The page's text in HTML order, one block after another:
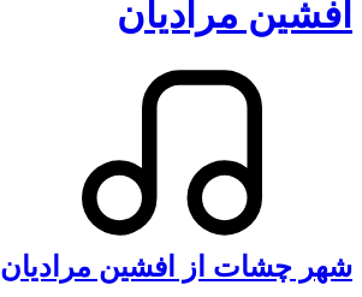
افشین مرادیان
شهر چشات از افشین مرادیان